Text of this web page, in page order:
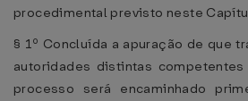
procedimental previsto neste
§ 1º Concluída a apuração de que
autoridades distintas
processo será encaminhado